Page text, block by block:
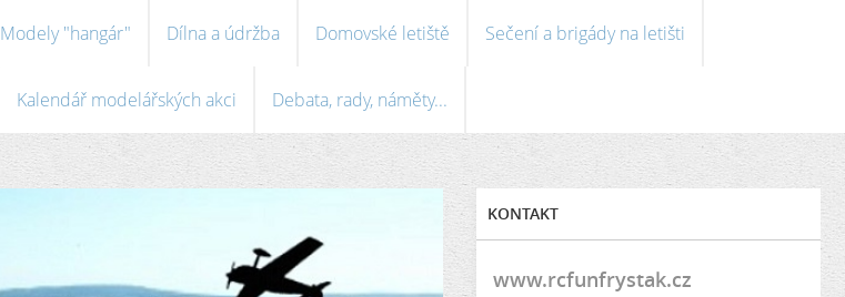
Modely "hangár" Dílna a údržba Domovské letiště Sečení a brigády na letišti
Kalendář modelářských akci Debata, rady, náměty...
KONTAKT
www.rcfunfrystak.cz